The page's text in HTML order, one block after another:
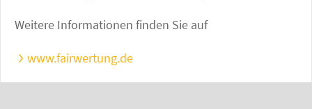
Weitere Informationen finden Sie auf
www.fairwertung.de